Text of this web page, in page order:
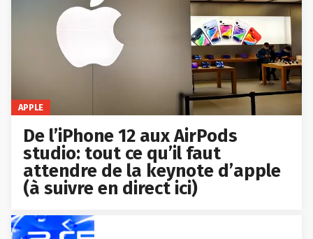
APPLE
De l’iPhone 12 aux AirPods
studio: tout ce qu’il faut
attendre de la keynote d’apple
(à suivre en direct ici)